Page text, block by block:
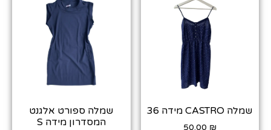
שמלה CASTRO מידה 36
50.00 ₪
שמלה ספורט אלגנט
המסדרון מידה S